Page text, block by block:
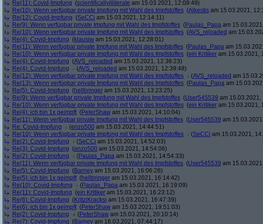
Re(11): Covid-Impfung (scientificallyilliterate am 15.03.2021, 12:09:49)
Re(10): Wenn verfügbar private Impfung mit Wahl des Impfstoffes (Alkestis am 15.03.2021,
Re(12): Covid-Impfung (SeCCi am 15.03.2021, 12:14:11)
Re(9): Wenn verfügbar private Impfung mit Wahl des Impfstoffes (Paulas_Papa am
Re(10): Wenn verfügbar private Impfung mit Wahl des Impfstoffes (AVS_reloaded am
Re(4): Covid-Impfung (klausiw am 15.03.2021, 12:28:01)
Re(11): Wenn verfügbar private Impfung mit Wahl des Impfstoffes (Paulas_Papa am
Re(10): Wenn verfügbar private Impfung mit Wahl des Impfstoffes (ein Kritiker am 15.03.2021,
Re(4): Covid-Impfung (AVS_reloaded am 15.03.2021, 12:38:23)
Re(4): Covid-Impfung
(AVS_reloaded am 15.03.2021, 12:39:48)
Re(12): Wenn verfügbar private Impfung mit Wahl des Impfstoffes
(AVS_reloaded am
Re(13): Wenn verfügbar private Impfung mit Wahl des Impfstoffes (Paulas_Papa am
Re(5): Covid-Impfung (hellbringer am 15.03.2021, 13:23:25)
Re(9): Wenn verfügbar private Impfung mit Wahl des Impfstoffes (User545539 am 15.03.2021,
Re(10): Wenn verfügbar private Impfung mit Wahl des Impfstoffes (ein Kritiker am 15.03.2021,
Re(4): ich bin 1x geimpft (PeterShaw am 15.03.2021, 14:10:04)
Re(11): Wenn verfügbar private Impfung mit Wahl des Impfstoffes (User545539 am
Re: Covid-Impfung
(enzo500 am 15.03.2021, 14:44:51)
Re(10): Wenn verfügbar private Impfung mit Wahl des Impfstoffes
(SeCCi am 15.03.2021,
Re(2): Covid-Impfung
(SeCCi am 15.03.2021, 14:52:03)
Re(3): Covid-Impfung (enzo500 am 15.03.2021, 14:54:06)
Re(2): Covid-Impfung
(Paulas_Papa am 15.03.2021, 14:54:33)
Re(11): Wenn verfügbar private Impfung mit Wahl des Impfstoffes (User545539 am
Re(5): Covid-Impfung (Barney am 15.03.2021, 16:06:26)
Re(5): ich bin 1x geimpft (hellbringer am 15.03.2021, 16:14:42)
Re(10): Covid-Impfung
(Paulas_Papa am 15.03.2021, 16:19:09)
Re(11): Covid-Impfung (ein Kritiker am 15.03.2021, 16:23:12)
Re(6): Covid-Impfung (KritziKracksi am 15.03.2021, 16:47:39)
Re(6): ich bin 1x geimpft (PeterShaw am 15.03.2021, 19:51:03)
Re(2): Covid-Impfung
(PeterShaw am 15.03.2021, 20:10:14)
Re(7): Covid-Impfung (Barney am 16.03.2021, 07:44:17)